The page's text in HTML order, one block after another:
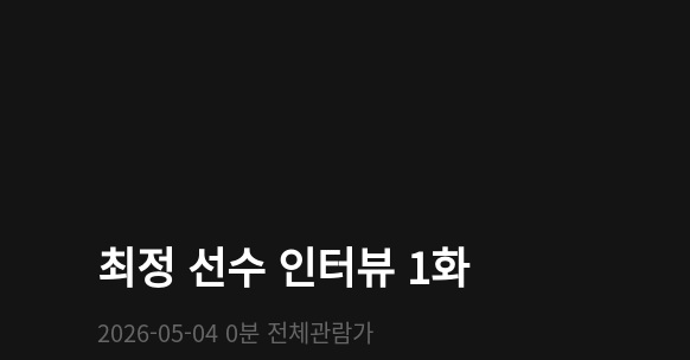
최정 선수 인터뷰 1화
2026-05-04 0분 전체관람가